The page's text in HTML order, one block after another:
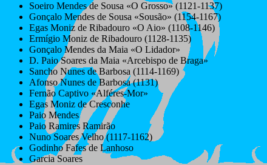
Soeiro Mendes de Sousa «O Grosso» (1121-1137)
Gonçalo Mendes de Sousa «Sousão» (1154-1167)
Egas Moniz de Ribadouro «O Aio» (1108-1146)
Ermígio Moniz de Ribadouro (1128-1135)
Gonçalo Mendes da Maia «O Lidador»
D. Paio Soares da Maia «Arcebispo de Braga»
Sancho Nunes de Barbosa (1114-1169)
Afonso Nunes de Barbosa (1131)
Fernão Captivo «Alféres-Mor»
Egas Moniz de Cresconhe
Paio Mendes
Paio Ramires Ramirão
Nuno Soares Velho (1117-1162)
Godinho Fafes de Lanhoso
Garcia Soares